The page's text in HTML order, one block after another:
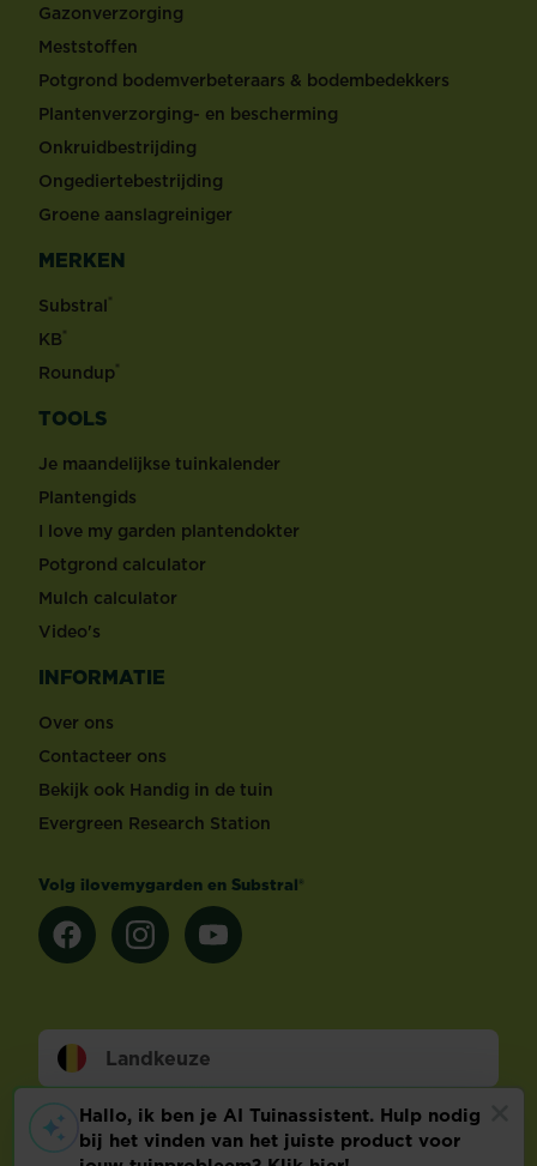
Gazonverzorging
Meststoffen
Potgrond bodemverbeteraars & bodembedekkers
Plantenverzorging- en bescherming
Onkruidbestrijding
Ongediertebestrijding
Groene aanslagreiniger
MERKEN
Substral®
KB®
Roundup®
TOOLS
Je maandelijkse tuinkalender
Plantengids
I love my garden plantendokter
Potgrond calculator
Mulch calculator
Video's
INFORMATIE
Over ons
Contacteer ons
Bekijk ook Handig in de tuin
Evergreen Research Station
Volg ilovemygarden en Substral®
Landkeuze
Footer
Wettelijke BepalingenTechnische info
Privacy en cookiesCookie voorkeuren aanpassen